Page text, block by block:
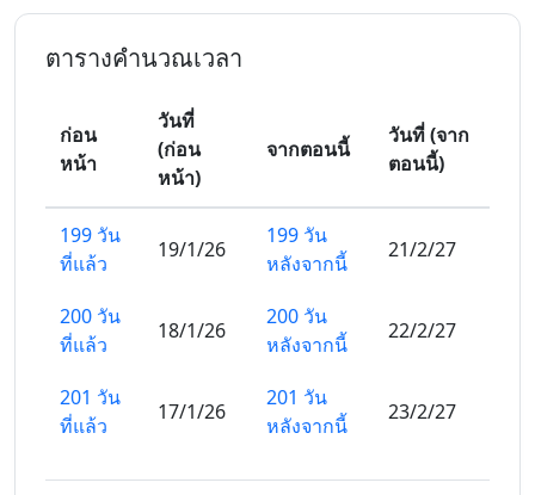
ตารางคำนวณเวลา
ก่อน
หน้า
วันที่
(ก่อน
หน้า)
จากตอนนี้
วันที่ (จาก
ตอนนี้)
199 วัน
ที่แล้ว
19/1/26
199 วัน
หลังจากนี้
21/2/27
200 วัน
ที่แล้ว
18/1/26
200 วัน
หลังจากนี้
22/2/27
201 วัน
ที่แล้ว
17/1/26
201 วัน
หลังจากนี้
23/2/27
202 วัน
202 วัน